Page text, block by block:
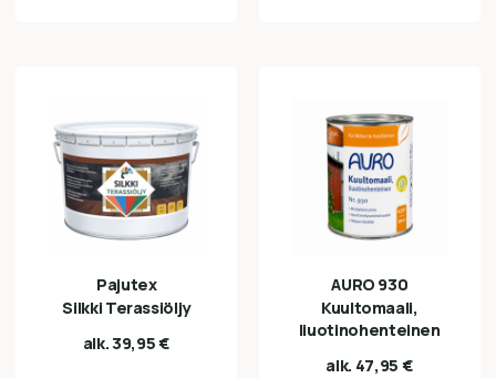
Pajutex
Silkki Terassiöljy
alk.39,95€
AURO 930
Kuultomaali,
liuotinohenteinen
alk. 47,95 €